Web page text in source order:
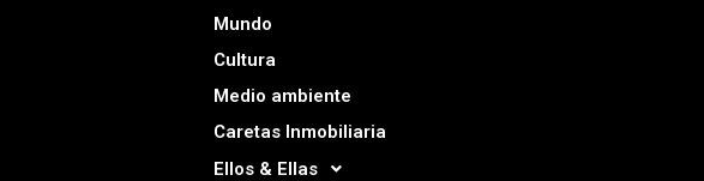
Mundo
Cultura
Medio ambiente
Caretas Inmobiliaria
Ellos & Ellas